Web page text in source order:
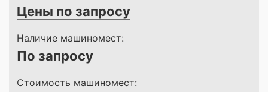
Цены по запросу
Наличие машиномест:
По запросу
Стоимость машиномест: